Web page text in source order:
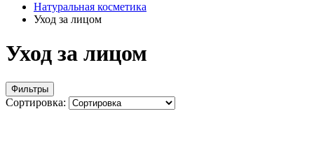
Натуральная косметика
Уход за лицом
Уход за лицом
Фильтры
Сортировка: